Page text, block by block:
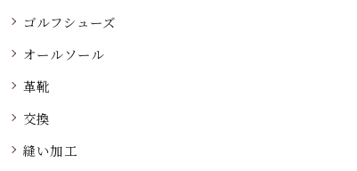
ゴルフシューズ
オールソール
革靴
交換
縫い加工